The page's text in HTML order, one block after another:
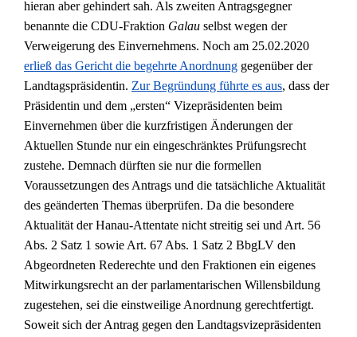
hieran aber gehindert sah. Als zweiten Antragsgegner
benannte die CDU-Fraktion Galauselbst wegen der
Verweigerung des Einvernehmens. Noch am 25.02.2020
erließ das Gericht die begehrte Anordnunggegenüber der
Landtagspräsidentin. Zur Begründung führte es aus, dass der
Präsidentin und dem „ersten“ Vizepräsidenten beim
Einvernehmen über die kurzfristigen Änderungen der
Aktuellen Stunde nur ein eingeschränktes Prüfungsrecht
zustehe. Demnach dürften sie nur die formellen
Voraussetzungen des Antrags und die tatsächliche Aktualität
des geänderten Themas überprüfen. Da die besondere
Aktualität der Hanau-Attentate nicht streitig sei und Art. 56
Abs. 2 Satz 1 sowie Art. 67 Abs. 1 Satz 2 BbgLV den
Abgeordneten Rederechte und den Fraktionen ein eigenes
Mitwirkungsrecht an der parlamentarischen Willensbildung
zugestehen, sei die einstweilige Anordnung gerechtfertigt.
Soweit sich der Antrag gegen den Landtagsvizepräsidenten